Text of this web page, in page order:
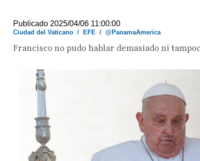
Publicado 2025/04/06 11:00:00
Ciudad del Vaticano / EFE /@PanamaAmerica
Francisco no pudo hablar demasiado ni